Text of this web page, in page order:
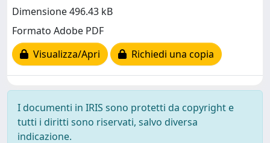
Dimensione 496.43 kB
Formato Adobe PDF
Visualizza/Apri
Richiedi una copia
I documenti in IRIS sono protetti da copyright e
tutti i diritti sono riservati, salvo diversa
indicazione.